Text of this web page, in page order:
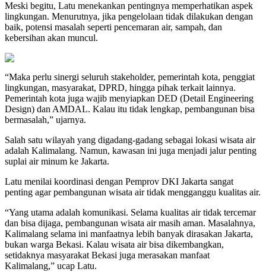
Meski begitu, Latu menekankan pentingnya memperhatikan aspek
lingkungan. Menurutnya, jika pengelolaan tidak dilakukan dengan
baik, potensi masalah seperti pencemaran air, sampah, dan
kebersihan akan muncul.
“Maka perlu sinergi seluruh stakeholder, pemerintah kota, penggiat
lingkungan, masyarakat, DPRD, hingga pihak terkait lainnya.
Pemerintah kota juga wajib menyiapkan DED (Detail Engineering
Design) dan AMDAL. Kalau itu tidak lengkap, pembangunan bisa
bermasalah,” ujarnya.
Salah satu wilayah yang digadang-gadang sebagai lokasi wisata air
adalah Kalimalang. Namun, kawasan ini juga menjadi jalur penting
suplai air minum ke Jakarta.
Latu menilai koordinasi dengan Pemprov DKI Jakarta sangat
penting agar pembangunan wisata air tidak mengganggu kualitas air.
“Yang utama adalah komunikasi. Selama kualitas air tidak tercemar
dan bisa dijaga, pembangunan wisata air masih aman. Masalahnya,
Kalimalang selama ini manfaatnya lebih banyak dirasakan Jakarta,
bukan warga Bekasi. Kalau wisata air bisa dikembangkan,
setidaknya masyarakat Bekasi juga merasakan manfaat
Kalimalang,” ucap Latu.